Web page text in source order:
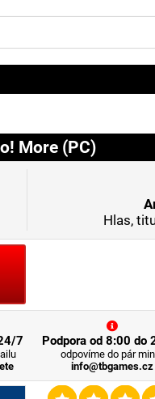
More (PC)
Hlas,
7 Podpora od 8:00 do
odpovíme do pár
info@tbgames.cz